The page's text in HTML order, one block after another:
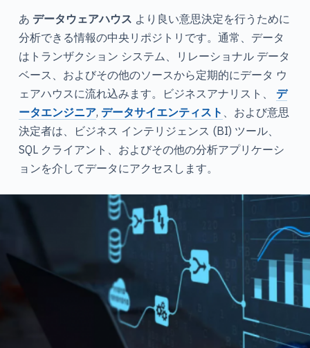
あ データウェアハウス より良い意思決定を行うために
分析できる情報の中央リポジトリです。通常、データ
はトランザクション システム、リレーショナル データ
ベース、およびその他のソースから定期的にデータ ウ
ェアハウスに流れ込みます。ビジネスアナリスト、 デ
ータエンジニア, データサイエンティスト 、および意思
決定者は、ビジネス インテリジェンス (BI) ツール、
SQL クライアント、およびその他の分析アプリケーシ
ョンを介してデータにアクセスします。